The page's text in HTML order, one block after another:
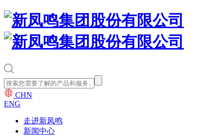
CHN
ENG
走进新凤鸣
新闻中心